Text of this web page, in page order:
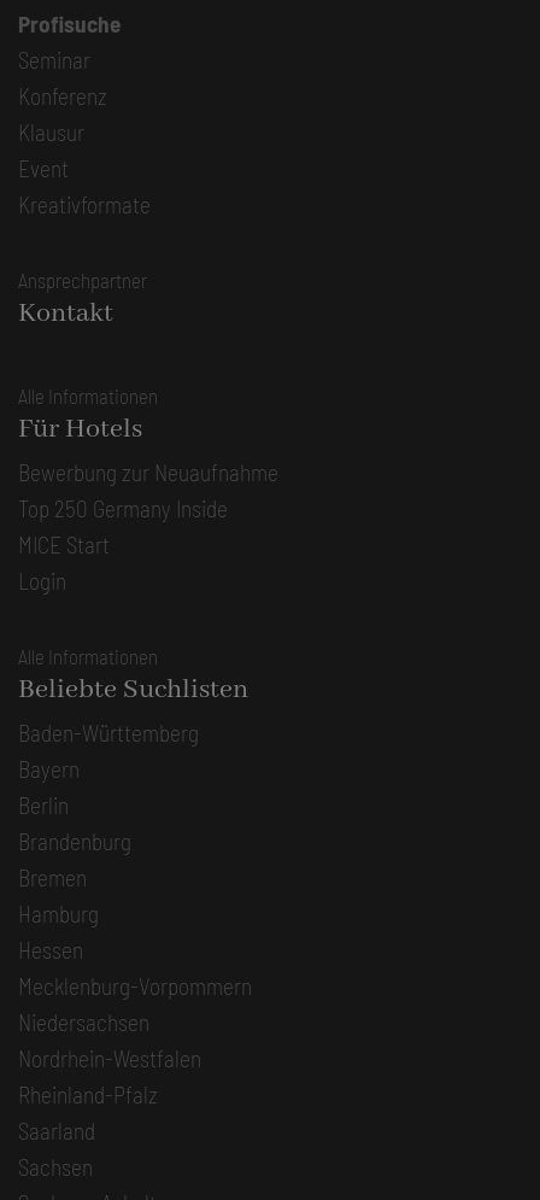
Profisuche
Seminar
Konferenz
Klausur
Event
Kreativformate
Ansprechpartner
Kontakt
Alle Informationen
Für Hotels
Bewerbung zur Neuaufnahme
Top 250 Germany Inside
MICE Start
Login
Alle Informationen
Beliebte Suchlisten
Baden-Württemberg
Bayern
Berlin
Brandenburg
Bremen
Hamburg
Hessen
Mecklenburg-Vorpommern
Niedersachsen
Nordrhein-Westfalen
Rheinland-Pfalz
Saarland
Sachsen